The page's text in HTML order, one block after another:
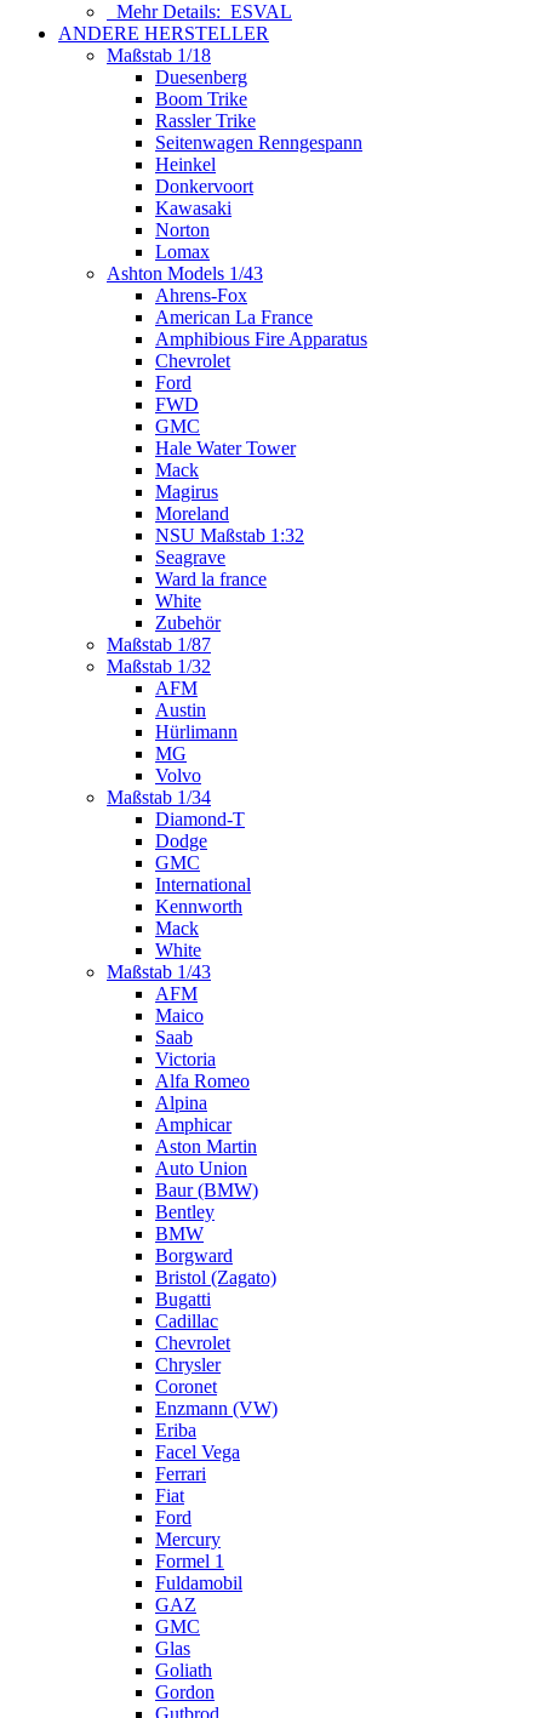
Mehr Details: ESVAL
ANDERE HERSTELLER
Maßstab 1/18
Duesenberg
Boom Trike
Rassler Trike
Seitenwagen Renngespann
Heinkel
Donkervoort
Kawasaki
Norton
Lomax
Ashton Models 1/43
Ahrens-Fox
American La France
Amphibious Fire Apparatus
Chevrolet
Ford
FWD
GMC
Hale Water Tower
Mack
Magirus
Moreland
NSU Maßstab 1:32
Seagrave
Ward la france
White
Zubehör
Maßstab 1/87
Maßstab 1/32
AFM
Austin
Hürlimann
MG
Volvo
Maßstab 1/34
Diamond-T
Dodge
GMC
International
Kennworth
Mack
White
Maßstab 1/43
AFM
Maico
Saab
Victoria
Alfa Romeo
Alpina
Amphicar
Aston Martin
Auto Union
Baur (BMW)
Bentley
BMW
Borgward
Bristol (Zagato)
Bugatti
Cadillac
Chevrolet
Chrysler
Coronet
Enzmann (VW)
Eriba
Facel Vega
Ferrari
Fiat
Ford
Mercury
Formel 1
Fuldamobil
GAZ
GMC
Glas
Goliath
Gordon
Gutbrod